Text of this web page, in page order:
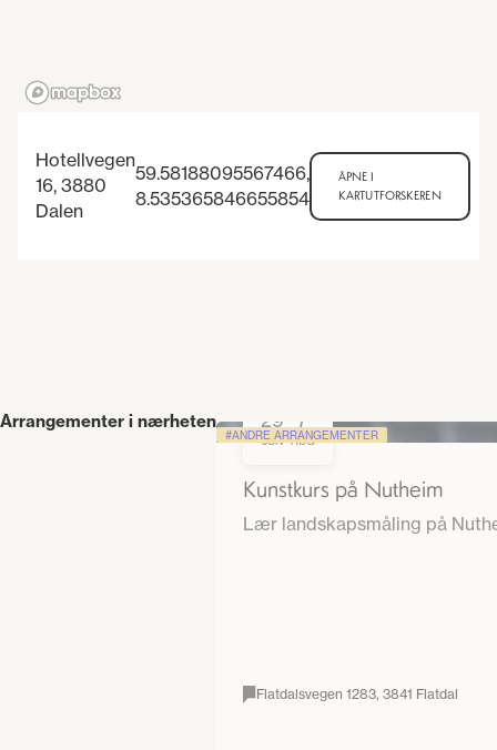
Hotellvegen
16, 3880
Dalen
59.58188095567466,
8.535365846655854
ÅPNE I
KARTUTFORSKEREN
Arrangementer i nærheten
ANDRE ARRANGEMENTER
29
JUN
- 7
AUG
Kunstkurs på Nutheim
Lær landskapsmåling på
Flatdalsvegen 1283, 3841 Flatdal